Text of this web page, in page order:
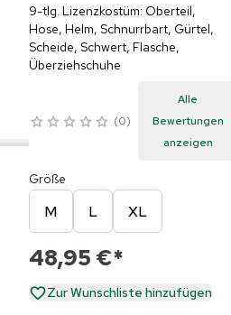
9-tlg. Lizenzkostüm: Oberteil,
Hose, Helm, Schnurrbart, Gürtel,
Scheide, Schwert, Flasche,
Überziehschuhe
0
Alle
Bewertungen
anzeigen
Größe
M L XL
48,95 €*
Zur Wunschliste hinzufügen